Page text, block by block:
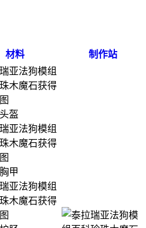
材料 制作站
盔
甲